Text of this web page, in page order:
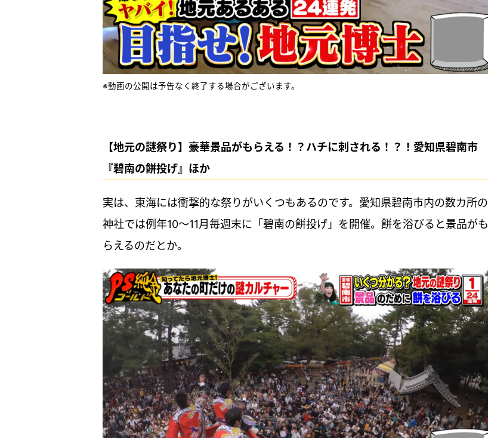
※動画の公開は予告なく終了する場合がございます。
【地元の謎祭り】豪華景品がもらえる！？ハチに刺される！？！愛知県碧南市
『碧南の餅投げ』ほか
実は、東海には衝撃的な祭りがいくつもあるのです。愛知県碧南市内の数カ所の
神社では例年10～11月毎週末に「碧南の餅投げ」を開催。餅を浴びると景品がも
らえるのだとか。